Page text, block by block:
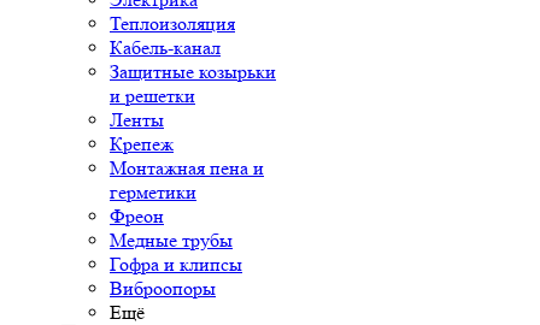
Теплоизоляция
Кабель-канал
Защитные козырьки
и решетки
Ленты
Крепеж
Монтажная пена и
герметики
Фреон
Медные трубы
Гофра и клипсы
Виброопоры
Ещё